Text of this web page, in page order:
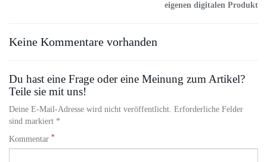
eigenen digitalen Produkt
Keine Kommentare vorhanden
Du hast eine Frage oder eine Meinung zum Artikel?
Teile sie mit uns!
Deine E-Mail-Adresse wird nicht veröffentlicht. Erforderliche Felder
sind markiert *
Kommentar *